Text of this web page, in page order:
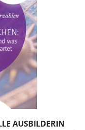
AUSBILDERIN